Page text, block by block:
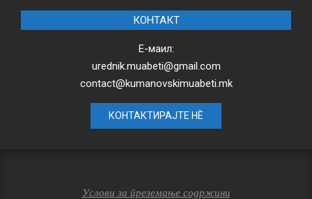
КОНТАКТ
Е-маил:
urednik.muabeti@gmail.com
contact@kumanovskimuabeti.mk
КОНТАКТИРАЈТЕ НЀ
Услови за преземање содржини